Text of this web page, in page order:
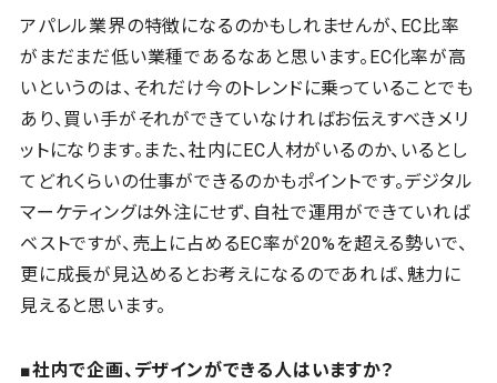
アパレル業界の特徴になるのかもしれませんが、EC比率
がまだまだ低い業種であるなあと思います。EC化率が高
いというのは、それだけ今のトレンドに乗っていることでも
あり、買い手がそれができていなければお伝えすべきメリ
ットになります。また、社内にEC人材がいるのか、いるとし
てどれくらいの仕事ができるのかもポイントです。デジタル
マーケティングは外注にせず、自社で運用ができていれば
ベストですが、売上に占めるEC率が20%を超える勢いで、
更に成長が見込めるとお考えになるのであれば、魅力に
見えると思います。
■社内で企画、デザインができる人はいますか？